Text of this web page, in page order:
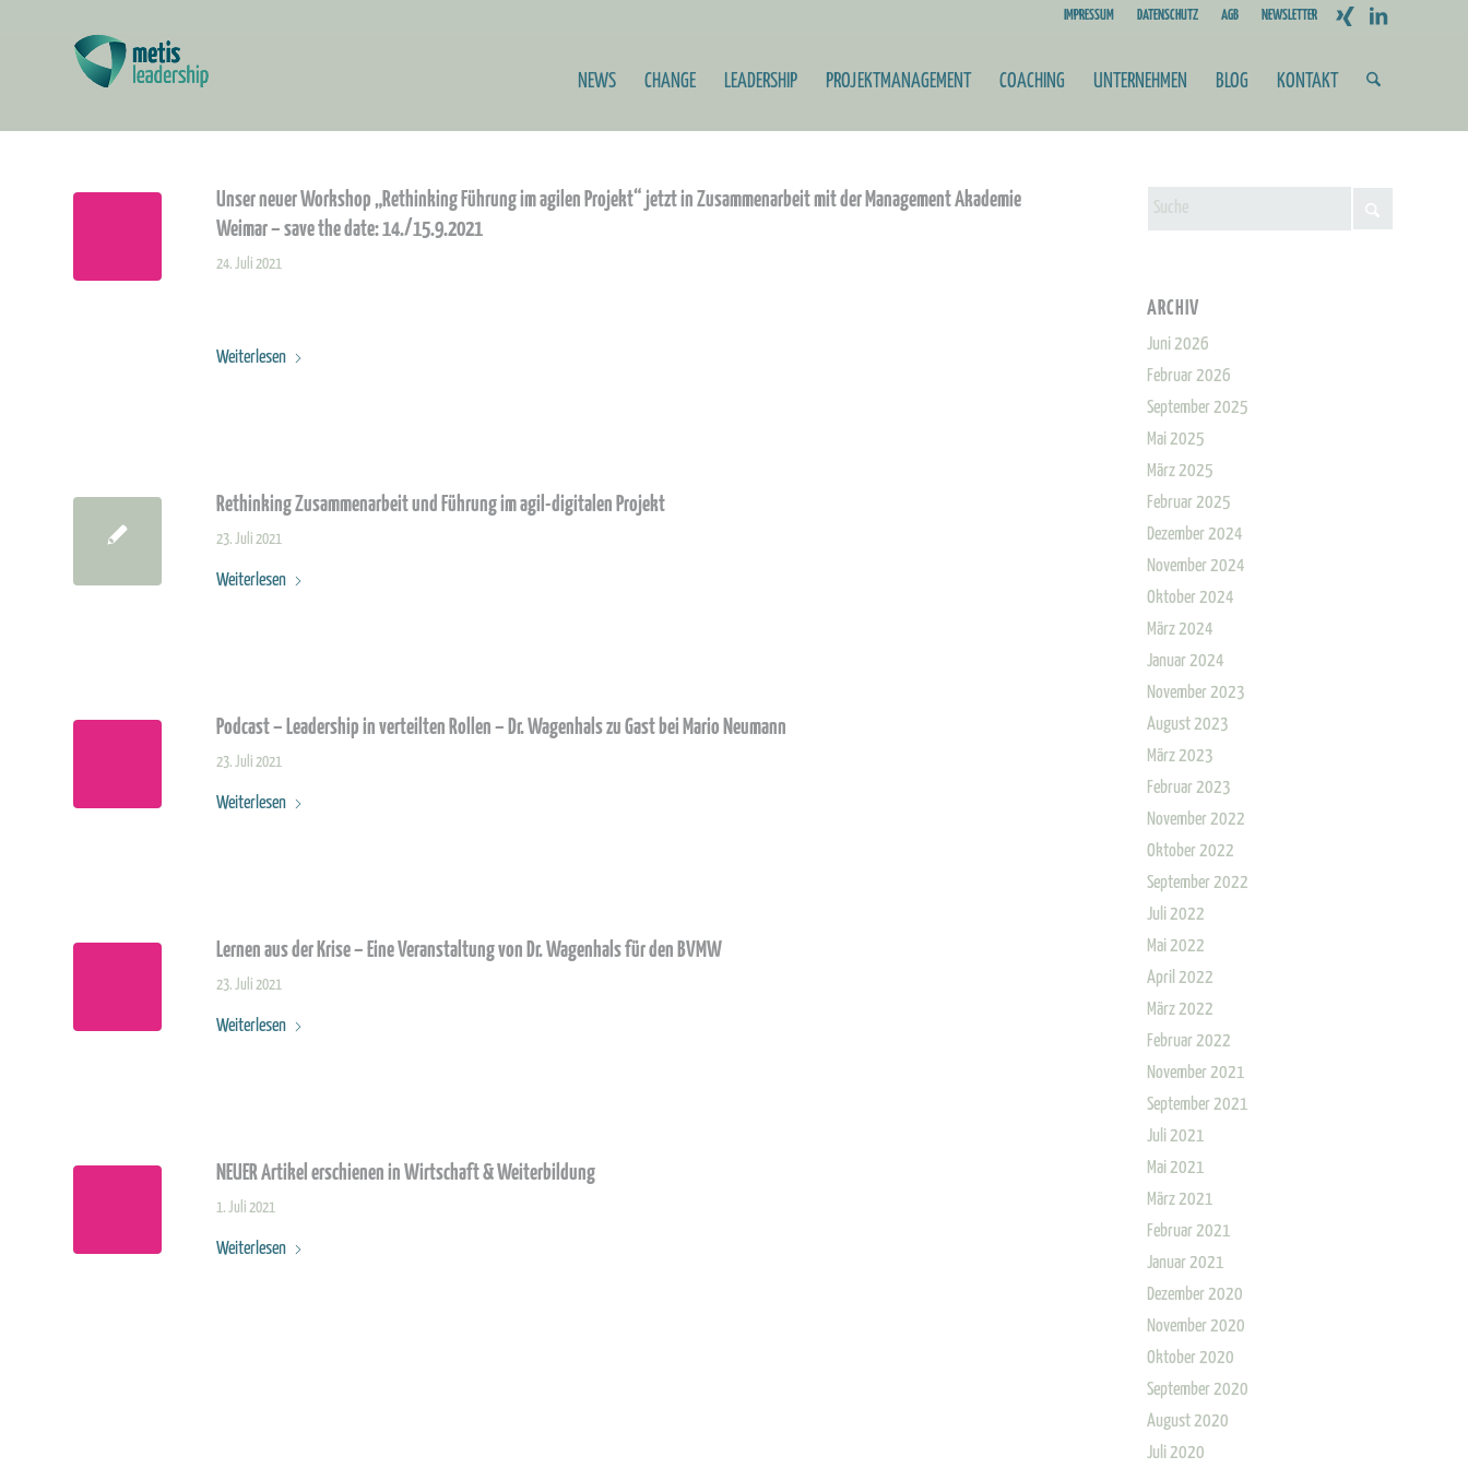
IMPRESSUM DATENSCHUTZ AGB NEWSLETTER
NEWS CHANGE LEADERSHIP PROJEKTMANAGEMENT COACHING UNTERNEHMEN BLOG KONTAKT
Unser neuer Workshop „Rethinking Führung im agilen Projekt“ jetzt in Zusammenarbeit mit der Management Akademie
Weimar – save the date: 14./15.9.2021
24. Juli 2021
Weiterlesen
Rethinking Zusammenarbeit und Führung im agil-digitalen Projekt
23. Juli 2021
Weiterlesen
Podcast – Leadership in verteilten Rollen – Dr. Wagenhals zu Gast bei Mario Neumann
23. Juli 2021
Weiterlesen
Lernen aus der Krise – Eine Veranstaltung von Dr. Wagenhals für den BVMW
23. Juli 2021
Weiterlesen
NEUER Artikel erschienen in Wirtschaft & Weiterbildung
1. Juli 2021
Weiterlesen
ARCHIV
Juni 2026
Februar 2026
September 2025
Mai 2025
März 2025
Februar 2025
Dezember 2024
November 2024
Oktober 2024
März 2024
Januar 2024
November 2023
August 2023
März 2023
Februar 2023
November 2022
Oktober 2022
September 2022
Juli 2022
Mai 2022
April 2022
März 2022
Februar 2022
November 2021
September 2021
Juli 2021
Mai 2021
März 2021
Februar 2021
Januar 2021
Dezember 2020
November 2020
Oktober 2020
September 2020
August 2020
Juli 2020